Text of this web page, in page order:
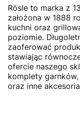
Rösle to marka z
założona w 1888
kuchni oraz
poziomie.
zaoferować
stawiając
ofercie naszego
komplety
oraz inne